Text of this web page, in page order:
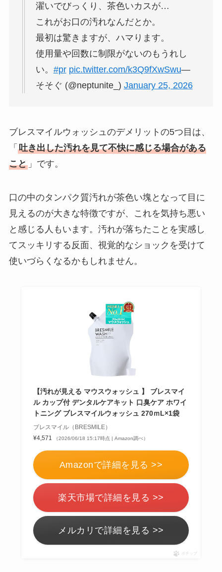
濯いでびっくり、茶色いカスが…
これがお口の汚れなんだとか。
最初は驚きますが、ハマります。
使用量や回数に制限がないのもうれし
い。 #pr pic.twitter.com/k3Q9fXwSwu—
そそぐ (@neptunite_) January 25, 2026
ブレスマイルウォッシュのデメリットの5つ目は、
「 吐き出した汚れを見て不快に感じる場合がある
こと」です。
口の中のタンパク質汚れが茶色い塊となって目に
見えるのが大きな特徴ですが、これを気持ち悪い
と感じる人もいます。汚れが落ちたことを実感し
てスッキリする反面、視覚的なショックを受けて
使いづらくなるかもしれません。
【汚れが見える マウスウォッシュ 】 ブレスマイ
ル カップ付 デンタルケアキット 口臭ケア ホワイ
トニング ブレスマイルウォッシュ 270ｍL×1袋
ブレスマイル（BRESMILE）
¥4,571
（2026/06/18 15:17時点 | Amazon調べ）
Amazonで詳細を見る >>
楽天市場で詳細を見る >>
メルカリで詳細を見る >>
ポチップ